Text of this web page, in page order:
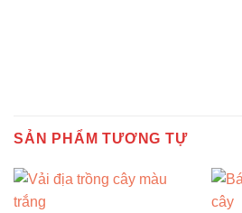
SẢN PHẨM TƯƠNG TỰ